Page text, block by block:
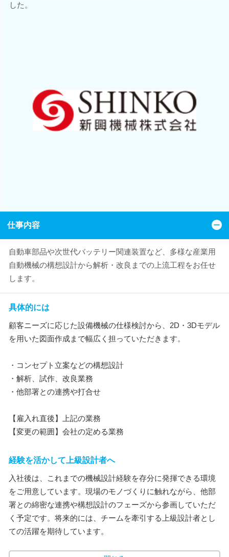
した。
仕事内容
自動車部品や次世代バッテリー関連装置など、多様な産業用
自動機械の構想設計から解析・改良までの上流工程をお任せ
します。
具体的には
顧客ニーズに応じた設備機械の仕様検討から、2D・3Dモデル
を用いた図面作成まで幅広く担っていただきます。
・コンセプト立案などの構想設計
・解析、試作、改良業務
・他部署との連携や打合せ
【雇入れ直後】上記の業務
【変更の範囲】会社の定める業務
経験を活かして上級設計者へ
入社後は、これまでの機械設計経験を存分に発揮できる環境
をご用意しています。現場のモノづくりに触れながら、他部
署との綿密な連携や構想設計のフェーズから参画していただ
く予定です。将来的には、チームを牽引する上級設計者とし
ての活躍を期待しています。